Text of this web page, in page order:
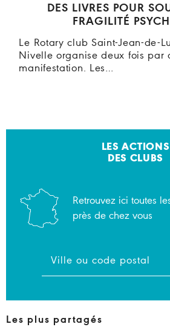
DES LIVRES POUR
FRAGILITÉ
Le Rotary club Saint-Jean-de-
Nivelle organise deux fois par
manifestation. Les…
LES ACTIONS
DES CLUBS
Retrouvez ici toutes
près de chez vous
Les plus partagés